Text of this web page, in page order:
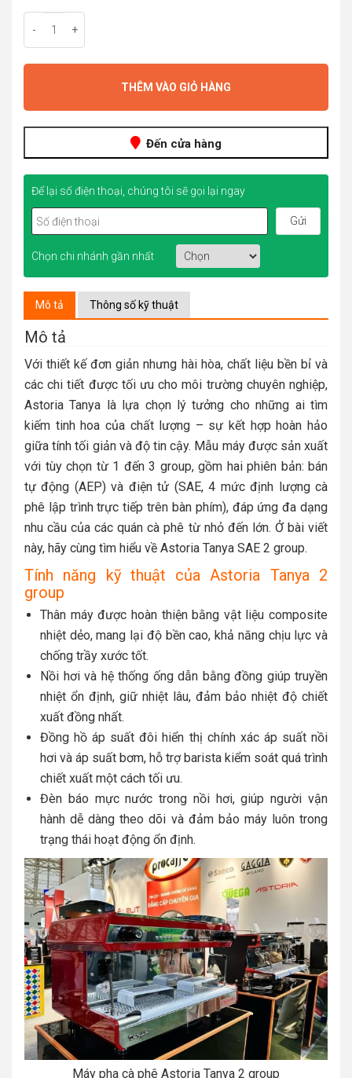
- +
THÊM VÀO GIỎ HÀNG
Đến cửa hàng
Để lại số điện thoại, chúng tôi sẽ gọi lại ngay
Chọn chi nhánh gần nhất
Mô tả Thông số kỹ thuật
Mô tả
Với thiết kế đơn giản nhưng hài hòa, chất liệu bền bỉ và
các chi tiết được tối ưu cho môi trường chuyên nghiệp,
Astoria Tanya là lựa chọn lý tưởng cho những ai tìm
kiếm tinh hoa của chất lượng – sự kết hợp hoàn hảo
giữa tính tối giản và độ tin cậy. Mẫu máy được sản xuất
với tùy chọn từ 1 đến 3 group, gồm hai phiên bản: bán
tự động (AEP) và điện tử (SAE, 4 mức định lượng cà
phê lập trình trực tiếp trên bàn phím), đáp ứng đa dạng
nhu cầu của các quán cà phê từ nhỏ đến lớn. Ở bài viết
này, hãy cùng tìm hiểu về Astoria Tanya SAE 2 group.
Tính năng kỹ thuật của Astoria Tanya 2
group
Thân máy được hoàn thiện bằng vật liệu composite
nhiệt dẻo, mang lại độ bền cao, khả năng chịu lực và
chống trầy xước tốt.
Nồi hơi và hệ thống ống dẫn bằng đồng giúp truyền
nhiệt ổn định, giữ nhiệt lâu, đảm bảo nhiệt độ chiết
xuất đồng nhất.
Đồng hồ áp suất đôi hiển thị chính xác áp suất nồi
hơi và áp suất bơm, hỗ trợ barista kiểm soát quá trình
chiết xuất một cách tối ưu.
Đèn báo mực nước trong nồi hơi, giúp người vận
hành dễ dàng theo dõi và đảm bảo máy luôn trong
trạng thái hoạt động ổn định.
Máy pha cà phê Astoria Tanya 2 group